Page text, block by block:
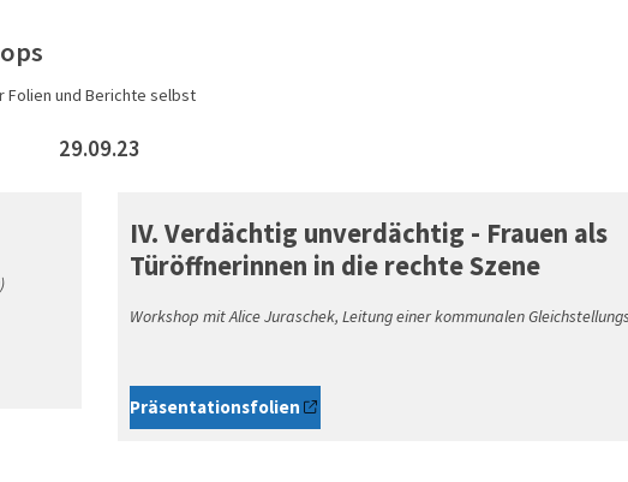
Folien und Berichte selbst
29.09.23
IV. Verdächtig unverdächtig - Frauen als
Türöffnerinnen in die rechte Szene
Workshop mit Alice Juraschek, Leitung einer kommunalen
Präsentationsfolien